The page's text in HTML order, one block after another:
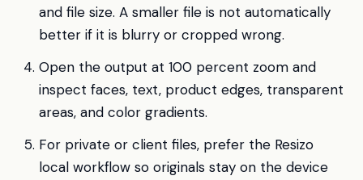
and file size. A smaller file is not automatically
better if it is blurry or cropped wrong.
Open the output at 100 percent zoom and
inspect faces, text, product edges, transparent
areas, and color gradients.
For private or client files, prefer the Resizo
local workflow so originals stay on the device